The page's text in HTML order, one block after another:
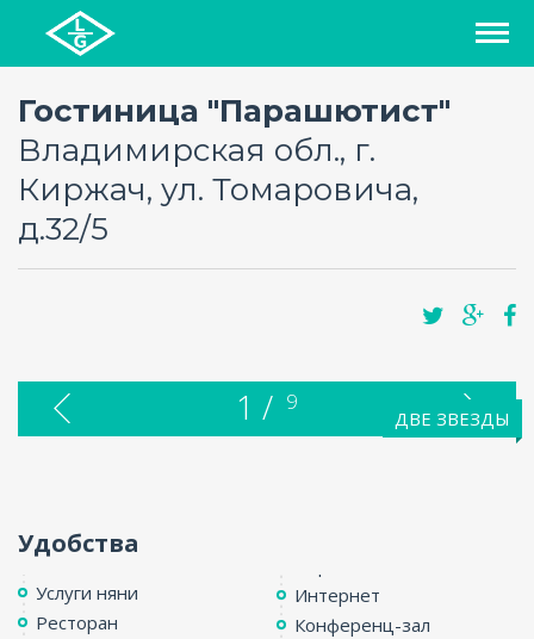
СПИСОК ОТЕЛЕЙ
РЕГИОНЫ
КАРТА
Гостиница "Парашютист"
Владимирская обл., г.
Киржач, ул. Томаровича,
д.32/5
ДВЕ ЗВЕЗДЫ
1 / 9
Удобства
Услуги няни
Ресторан
Интернет
Конференц-зал